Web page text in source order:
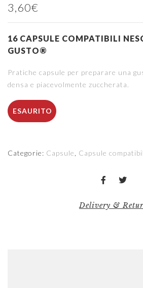
3,60€
16 CAPSULE COMPATIBILI
GUSTO®
Pratiche capsule per preparare una
densa e piacevolmente zuccherata.
ESAURITO
Categorie: Capsule Capsule
Delivery &